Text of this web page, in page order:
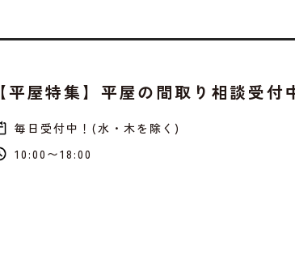
【平屋特集】平屋の間取り相談受付
毎日受付中！(水・木を除く)
10:00〜18:00